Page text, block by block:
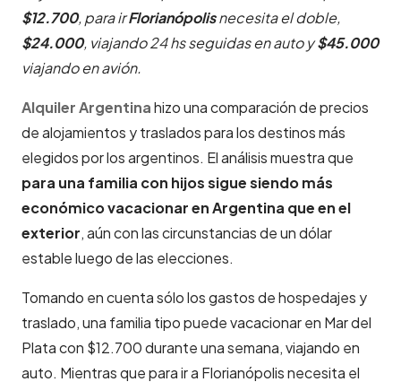
$12.700, para irFlorianópolisnecesita el doble,
$24.000, viajando 24 hs seguidas en auto y$45.000
viajando en avión.
Alquiler Argentinahizo una comparación de precios
de alojamientos y traslados para los destinos más
elegidos por los argentinos. El análisis muestra que
para una familia con hijos sigue siendo más
económico vacacionar en Argentina que en el
exterior, aún con las circunstancias de un dólar
estable luego de las elecciones.
Tomando en cuenta sólo los gastos de hospedajes y
traslado, una familia tipo puede vacacionar en Mar del
Plata con $12.700 durante una semana, viajando en
auto. Mientras que para ir a Florianópolis necesita el